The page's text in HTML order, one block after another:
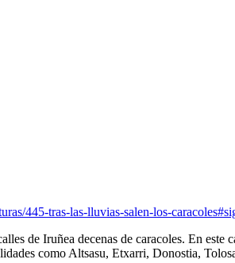
445-tras-las-lluvias-salen-los-
de Iruñea decenas de caracoles. En
como Altsasu, Etxarri, Donostia,